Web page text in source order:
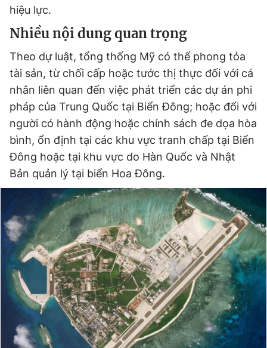
Theo dõi báo trên
Hotline
0906 645 777
Liên hệ quảng cáo
0908 780 404
Đặt báo Quảng cáo RSS Tòa soạn Chính sách bảo
Tổng biên tập: Nguyễn Ngọc Toàn
Phó tổng biên tập thường trực: Hải Thành
Phó tổng biên tập: Lâm Hiếu Dũng
Phó tổng biên tập: Trần Việt Hưng
Tổng thư ký tòa soạn: Đức Trung
Giấy phép xuất bản số 110/GP - BTTTT cấp ngày 24.3.2020
© 2003-2026 Bản quyền thuộc về Báo Thanh Niên. Cấm sao
chép dưới mọi hình thức nếu không có sự chấp thuận bằng văn
bản. Phát triển bởi ePi Technologies, JSC.
hiệu lực.
Nhiều nội dung quan trọng
Theo dự luật, tổng thống Mỹ có thể phong tỏa
tài sản, từ chối cấp hoặc tước thị thực đối với cá
nhân liên quan đến việc phát triển các dự án phi
pháp của Trung Quốc tại Biển Đông; hoặc đối với
người có hành động hoặc chính sách đe dọa hòa
bình, ổn định tại các khu vực tranh chấp tại Biển
Đông hoặc tại khu vực do Hàn Quốc và Nhật
Bản quản lý tại biển Hoa Đông.